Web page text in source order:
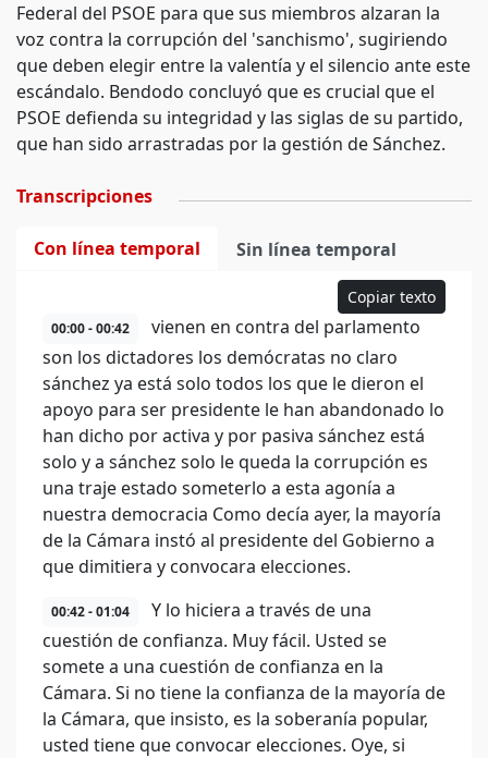
Federal del PSOE para que sus miembros alzaran la
voz contra la corrupción del 'sanchismo', sugiriendo
que deben elegir entre la valentía y el silencio ante este
escándalo. Bendodo concluyó que es crucial que el
PSOE defienda su integridad y las siglas de su partido,
que han sido arrastradas por la gestión de Sánchez.
Transcripciones
Con línea temporal Sin línea temporal
Copiar texto
00:00 - 00:42
vienen en contra del parlamento
son los dictadores los demócratas no claro
sánchez ya está solo todos los que le dieron el
apoyo para ser presidente le han abandonado lo
han dicho por activa y por pasiva sánchez está
solo y a sánchez solo le queda la corrupción es
una traje estado someterlo a esta agonía a
nuestra democracia Como decía ayer, la mayoría
de la Cámara instó al presidente del Gobierno a
que dimitiera y convocara elecciones.
00:42 - 01:04
Y lo hiciera a través de una
cuestión de confianza. Muy fácil. Usted se
somete a una cuestión de confianza en la
Cámara. Si no tiene la confianza de la mayoría de
la Cámara, que insisto, es la soberanía popular,
usted tiene que convocar elecciones. Oye, si